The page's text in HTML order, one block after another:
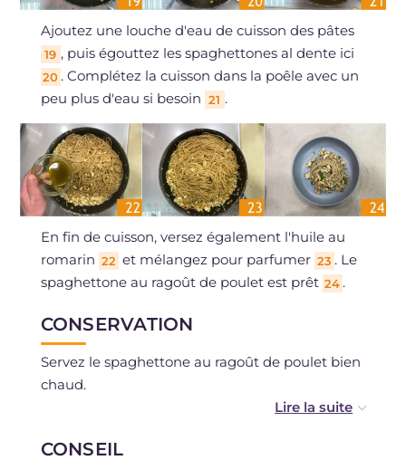
Ajoutez une louche d'eau de cuisson des pâtes
19 , puis égouttez les spaghettones al dente ici
20 . Complétez la cuisson dans la poêle avec un
peu plus d'eau si besoin 21 .
En fin de cuisson, versez également l'huile au
romarin 22 et mélangez pour parfumer 23 . Le
spaghettone au ragoût de poulet est prêt 24 .
CONSERVATION
Servez le spaghettone au ragoût de poulet bien
chaud.
pendant 2-3 jours et peut également être
CONSEIL